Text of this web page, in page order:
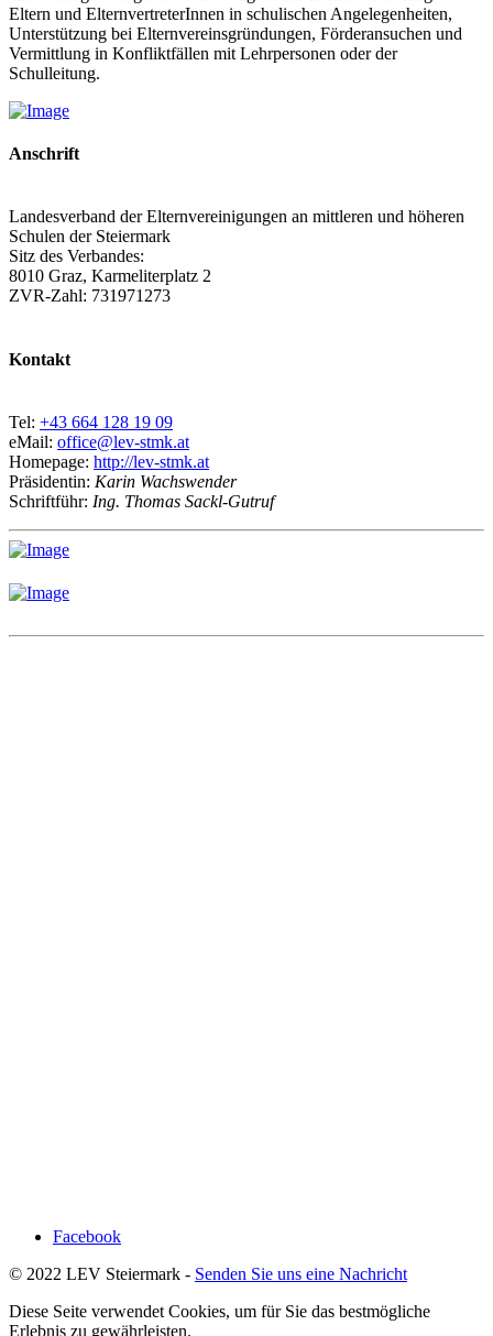
Eltern und ElternvertreterInnen in schulischen Angelegenheiten,
Unterstützung bei Elternvereinsgründungen, Förderansuchen und
Vermittlung in Konfliktfällen mit Lehrpersonen oder der
Schulleitung.
Anschrift
Landesverband der Elternvereinigungen an mittleren und höheren
Schulen der Steiermark
Sitz des Verbandes:
8010 Graz, Karmeliterplatz 2
ZVR-Zahl: 731971273
Kontakt
Tel: +43 664 128 19 09
eMail: office@lev-stmk.at
Homepage: http://lev-stmk.at
Präsidentin: Karin Wachswender
Schriftführ: Ing. Thomas Sackl-Gutruf
Facebook
© 2022 LEV Steiermark - Senden Sie uns eine Nachricht
Diese Seite verwendet Cookies, um für Sie das bestmögliche
Erlebnis zu gewährleisten.